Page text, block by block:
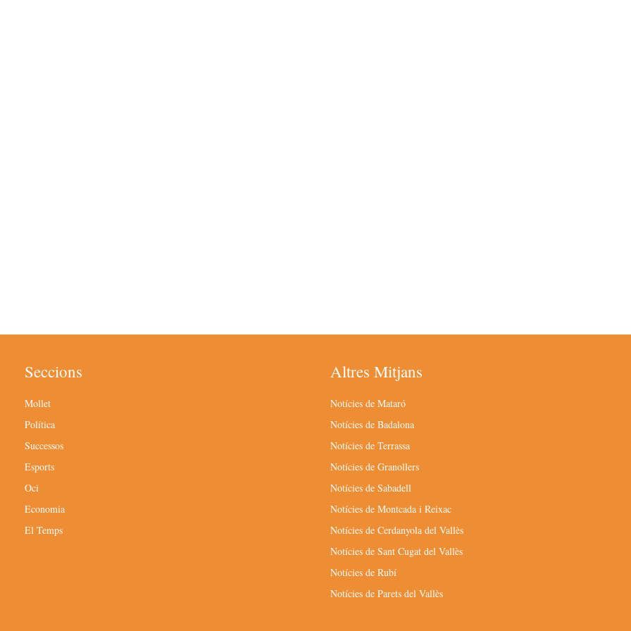
Seccions
Mollet
Política
Successos
Esports
Oci
Economia
El Temps
Altres Mitjans
Notícies de Mataró
Notícies de Badalona
Notícies de Terrassa
Notícies de Granollers
Notícies de Sabadell
Notícies de Montcada i Reixac
Notícies de Cerdanyola del Vallès
Notícies de Sant Cugat del Vallès
Notícies de Rubí
Notícies de Parets del Vallès